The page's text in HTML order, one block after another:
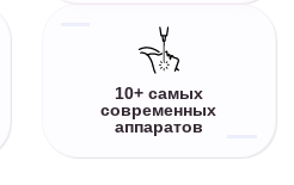
10+ самых
современных
аппаратов